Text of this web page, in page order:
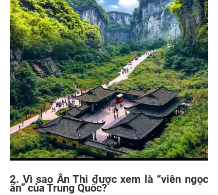
2. Vì sao Ân Thi được xem là “viên ngọc
ẩn” của Trung Quốc?